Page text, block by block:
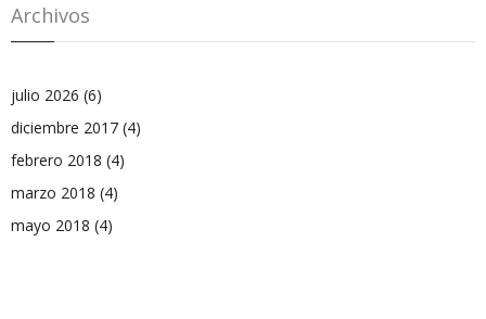
Archivos
julio 2026 (6)
diciembre 2017 (4)
febrero 2018 (4)
marzo 2018 (4)
mayo 2018 (4)